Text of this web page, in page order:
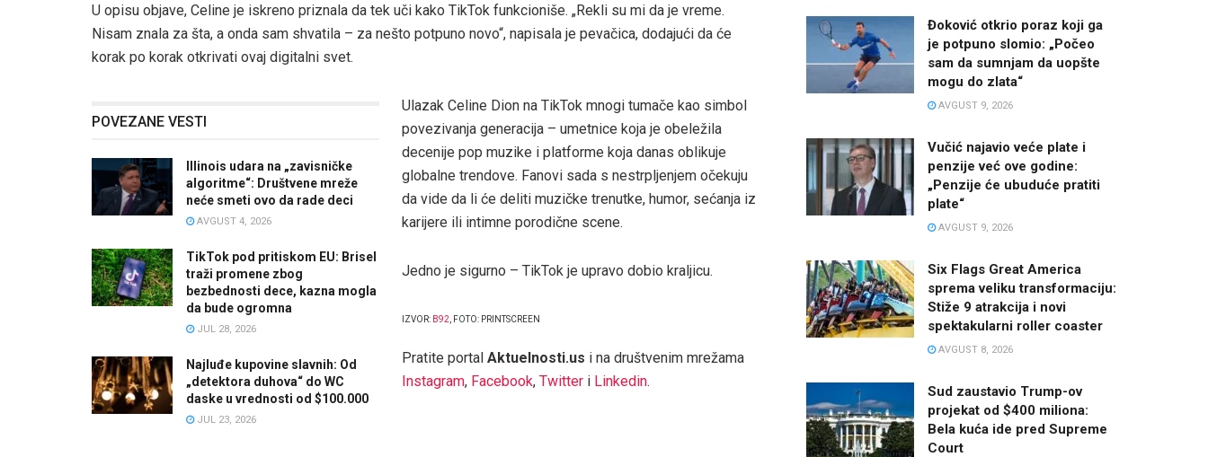
U opisu objave, Celine je iskreno priznala da tek uči kako TikTok funkcioniše. „Rekli su mi da je vreme.
Nisam znala za šta, a onda sam shvatila – za nešto potpuno novo“, napisala je pevačica, dodajući da će
korak po korak otkrivati ovaj digitalni svet.
POVEZANE VESTI
Illinois udara na „zavisničke
algoritme“: Društvene mreže
neće smeti ovo da rade deci
AVGUST 4, 2026
TikTok pod pritiskom EU: Brisel
traži promene zbog
bezbednosti dece, kazna mogla
da bude ogromna
JUL 28, 2026
Najluđe kupovine slavnih: Od
„detektora duhova“ do WC
daske u vrednosti od $100.000
JUL 23, 2026
Ulazak Celine Dion na TikTok mnogi tumače kao simbol
povezivanja generacija – umetnice koja je obeležila
decenije pop muzike i platforme koja danas oblikuje
globalne trendove. Fanovi sada s nestrpljenjem očekuju
da vide da li će deliti muzičke trenutke, humor, sećanja iz
karijere ili intimne porodične scene.
Jedno je sigurno – TikTok je upravo dobio kraljicu.
IZVOR: B92 , FOTO: PRINTSCREEN
Pratite portal Aktuelnosti.us i na društvenim mrežama
Instagram, Facebook, Twitter i Linkedin.
Đoković otkrio poraz koji ga
je potpuno slomio: „Počeo
sam da sumnjam da uopšte
mogu do zlata“
AVGUST 9, 2026
Vučić najavio veće plate i
penzije već ove godine:
„Penzije će ubuduće pratiti
plate“
AVGUST 9, 2026
Six Flags Great America
sprema veliku transformaciju:
Stiže 9 atrakcija i novi
spektakularni roller coaster
AVGUST 8, 2026
Sud zaustavio Trump-ov
projekat od $400 miliona:
Bela kuća ide pred Supreme
Court